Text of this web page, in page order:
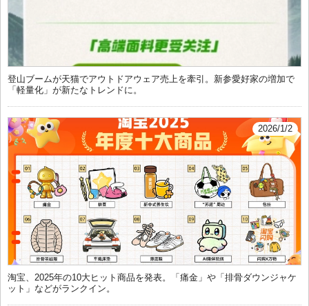
登山ブームが天猫でアウトドアウェア売上を牽引。新参愛好家の増加で
「軽量化」が新たなトレンドに。
2026/1/2
淘宝、2025年の10大ヒット商品を発表。「痛金」や「排骨ダウンジャケ
ット」などがランクイン。